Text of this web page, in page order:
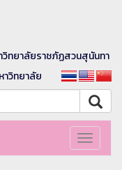
วิทยาลัยราชภัฏสวนสุนันทา
าวิทยาลัย
Toggle